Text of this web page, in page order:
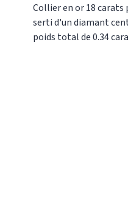
Collier en or 18 carats
serti d'un diamant
poids total de 0.34
est fabriqué dans
méthodes
notre boutique de
faire agrandir,
de votre choix. Notre
du Temple dans le 3e
Pour plus de